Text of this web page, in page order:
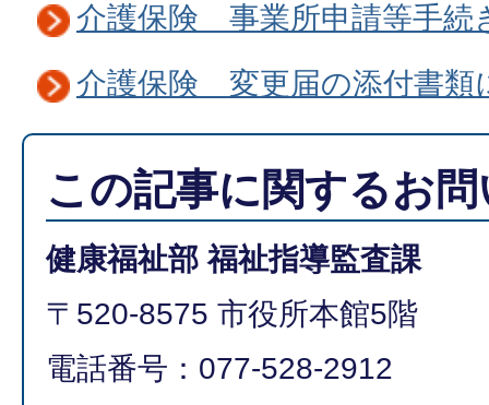
介護保険 事業所申請等手続
介護保険 変更届の添付書類
この記事に関するお
健康福祉部 福祉指導監査課
〒520-8575 市役所本館5階
電話番号：077-528-2912